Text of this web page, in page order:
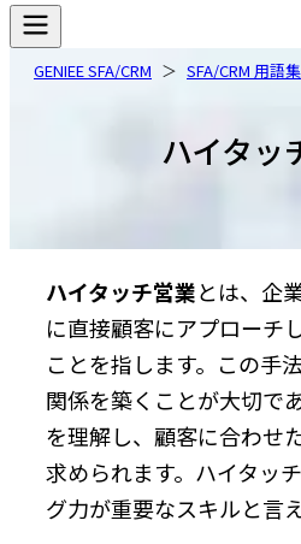
GENIEE SFA/CRM SFA/CRM 用語集
ハイタッ
ハイタッチ営業とは、企
に直接顧客にアプローチ
ことを指します。この手
関係を築くことが大切で
を理解し、顧客に合わせ
求められます。ハイタッ
グ力が重要なスキルと言え